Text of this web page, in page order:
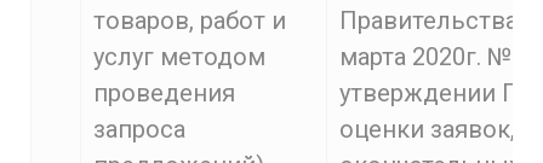
товаров, работ и
услуг методом
проведения
запроса
Правительства
марта 2020г.
утверждении
оценки заявок,